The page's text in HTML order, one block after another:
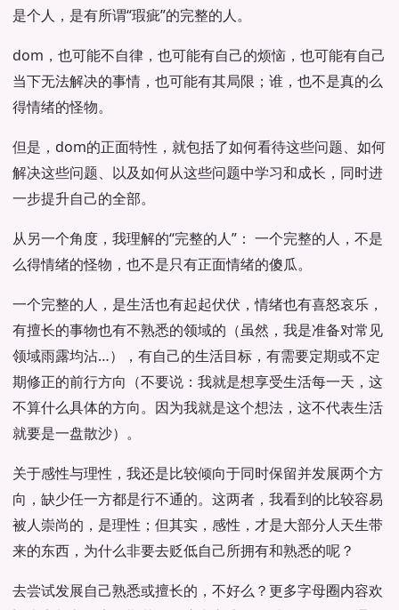
是个人，是有所谓“瑕疵”的完整的人。
dom，也可能不自律，也可能有自己的烦恼，也可能有自己
当下无法解决的事情，也可能有其局限；谁，也不是真的么
得情绪的怪物。
但是，dom的正面特性，就包括了如何看待这些问题、如何
解决这些问题、以及如何从这些问题中学习和成长，同时进
一步提升自己的全部。
从另一个角度，我理解的“完整的人”： 一个完整的人，不是
么得情绪的怪物，也不是只有正面情绪的傻瓜。
一个完整的人，是生活也有起起伏伏，情绪也有喜怒哀乐，
有擅长的事物也有不熟悉的领域的（虽然，我是准备对常见
领域雨露均沾…），有自己的生活目标，有需要定期或不定
期修正的前行方向（不要说：我就是想享受生活每一天，这
不算什么具体的方向。因为我就是这个想法，这不代表生活
就要是一盘散沙）。
关于感性与理性，我还是比较倾向于同时保留并发展两个方
向，缺少任一方都是行不通的。这两者，我看到的比较容易
被人崇尚的，是理性；但其实，感性，才是大部分人天生带
来的东西，为什么非要去贬低自己所拥有和熟悉的呢？
去尝试发展自己熟悉或擅长的，不好么？更多字母圈内容欢